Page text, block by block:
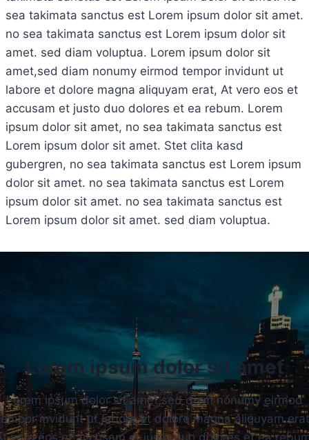
sea takimata sanctus est Lorem ipsum dolor sit amet.
no sea takimata sanctus est Lorem ipsum dolor sit
amet. sed diam voluptua. Lorem ipsum dolor sit
amet,sed diam nonumy eirmod tempor invidunt ut
labore et dolore magna aliquyam erat, At vero eos et
accusam et justo duo dolores et ea rebum. Lorem
ipsum dolor sit amet, no sea takimata sanctus est
Lorem ipsum dolor sit amet. Stet clita kasd
gubergren, no sea takimata sanctus est Lorem ipsum
dolor sit amet. no sea takimata sanctus est Lorem
ipsum dolor sit amet. no sea takimata sanctus est
Lorem ipsum dolor sit amet. sed diam voluptua.
Lorem ipsum dolor sit amet
Lorem ipsum dolor sit amet,sed diam nonumy eirmod
invidunt ut labore et dolore magna aliquyam